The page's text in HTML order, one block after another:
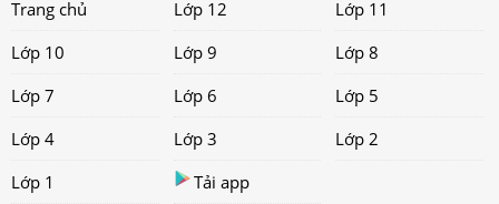
Trang chủ Lớp 12
Lớp 11
Lớp 10
Lớp 9
Lớp 8
Lớp 7
Lớp 6
Lớp 5
Lớp 4
Lớp 3
Lớp 2
Lớp 1
Tải app